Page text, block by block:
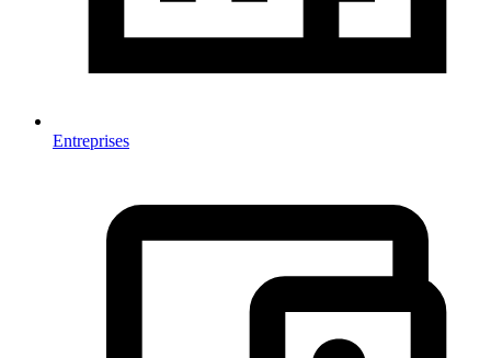
Entreprises